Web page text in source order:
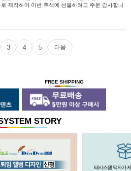
제작하여 이번 추석에 선물하려고 주문 감사합니
3 4 5 다음
FREE SHIPPING
STORY
태시스템 액자가